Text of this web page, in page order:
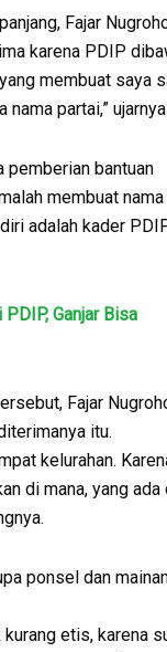
Fajar
karena PDIP
membuat
nama partai,”
pemberian bantuan
membuat nama
adalah kader
Ganjar Bisa
Fajar
itu.
kelurahan.
di mana, yang ada
ponsel dan
etis, karena